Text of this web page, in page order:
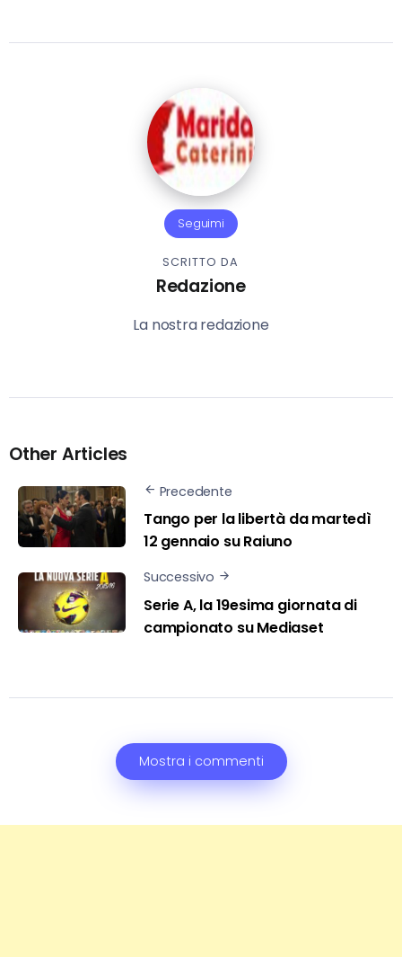
Seguimi
SCRITTO DA
Redazione
La nostra redazione
Other Articles
Precedente
Tango per la libertà da martedì
12 gennaio su Raiuno
Successivo
Serie A, la 19esima giornata di
campionato su Mediaset
Mostra i commenti